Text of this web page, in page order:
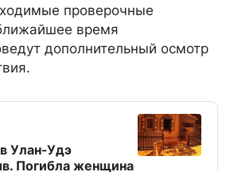
проверочные
время
дополнительный осмотр
Улан-Удэ
Погибла женщина